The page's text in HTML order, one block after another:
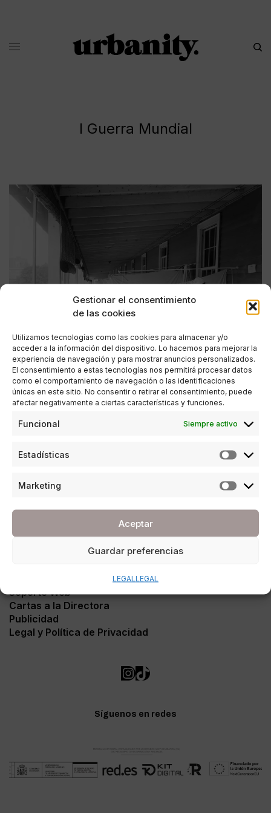
Gestionar el consentimiento
de las cookies
Utilizamos tecnologías como las cookies para almacenar y/o
acceder a la información del dispositivo. Lo hacemos para mejorar la
experiencia de navegación y para mostrar anuncios personalizados.
El consentimiento a estas tecnologías nos permitirá procesar datos
como el comportamiento de navegación o las identificaciones
únicas en este sitio. No consentir o retirar el consentimiento, puede
afectar negativamente a ciertas características y funciones.
Funcional Siempre activo
Estadísticas
Marketing
Aceptar
Guardar preferencias
LEGAL LEGAL
I Guerra Mundial
hace un siglo
16/04/2020
7 MINUTOS DE LECTURA
Soporte Web
Cartas a la Directora
Publicidad
Legal y Política de Privacidad
Síguenos en redes